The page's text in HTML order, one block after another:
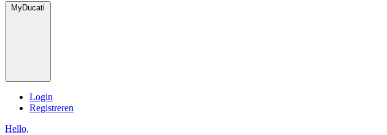
MyDucati
Login
Registreren
Hello,